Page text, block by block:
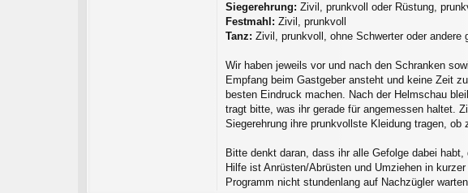
Siegerehrung: Zivil, prunkvoll oder Rüstung,
Festmahl: Zivil, prunkvoll
Tanz: Zivil, prunkvoll, ohne Schwerter oder andere
Wir haben jeweils vor und nach den Schranken
Empfang beim Gastgeber ansteht und keine Zeit
besten Eindruck machen. Nach der Helmschau
tragt bitte, was ihr gerade für angemessen haltet.
Siegerehrung ihre prunkvollste Kleidung tragen,
Bitte denkt daran, dass ihr alle Gefolge dabei
Hilfe ist Anrüsten/Abrüsten und Umziehen in
Programm nicht stundenlang auf Nachzügler